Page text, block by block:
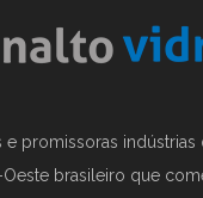
e promissoras
brasileiro que